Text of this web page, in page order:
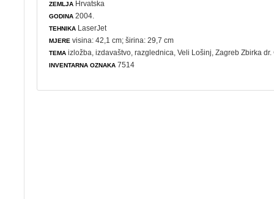
ZEMLJA Hrvatska
GODINA 2004.
TEHNIKA LaserJet
MJERE visina: 42,1 cm; širina: 29,7 cm
TEMA izložba ,izdavaštvo ,razglednica , Veli Lošinj, Zagreb Zbirka
INVENTARNA OZNAKA 7514